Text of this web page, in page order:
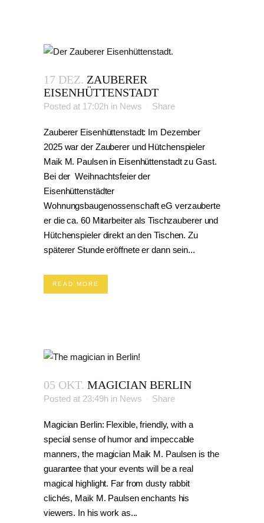
17 DEZ. ZAUBERER
EISENHÜTTENSTADT
Posted at 17:02h in News Share
Zauberer Eisenhüttenstadt: Im Dezember
2025 war der Zauberer und Hütchenspieler
Maik M. Paulsen in Eisenhüttenstadt zu Gast.
Bei der Weihnachtsfeier der
Eisenhüttenstädter
Wohnungsbaugenossenschaft eG verzauberte
er die ca. 60 Mitarbeiter als Tischzauberer und
Hütchenspieler direkt an den Tischen. Zu
späterer Stunde eröffnete er dann sein...
READ MORE
05 OKT. MAGICIAN BERLIN
Posted at 23:49h in News Share
Magician Berlin: Flexible, friendly, with a
special sense of humor and impeccable
manners, the magician Maik M. Paulsen is the
guarantee that your events will be a real
magical highlight. Far from dusty rabbit
clichés, Maik M. Paulsen enchants his
viewers. In his work as...